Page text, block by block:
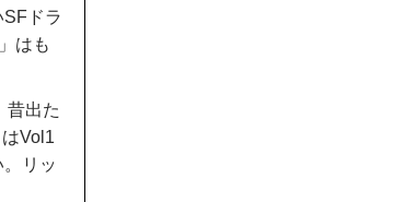
ドラ
はも
昔出た
Vol1
リッ